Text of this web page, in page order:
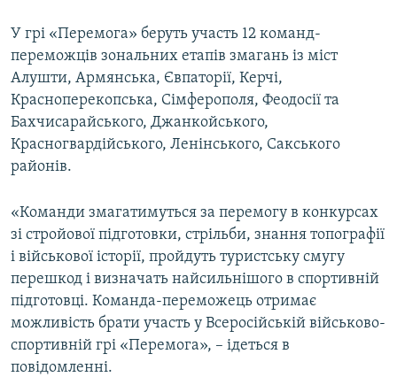
У грі «Перемога» беруть участь 12 команд-
переможців зональних етапів змагань із міст
Алушти, Армянська, Євпаторії, Керчі,
Красноперекопська, Сімферополя, Феодосії та
Бахчисарайського, Джанкойського,
Красногвардійського, Ленінського, Сакського
районів.
«Команди змагатимуться за перемогу в конкурсах
зі стройової підготовки, стрільби, знання топографії
і військової історії, пройдуть туристську смугу
перешкод і визначать найсильнішого в спортивній
підготовці. Команда-переможець отримає
можливість брати участь у Всеросійській військово-
спортивній грі «Перемога», – ідеться в
повідомленні.